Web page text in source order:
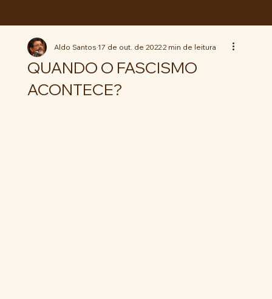
QUANDO O FASCISMO
ACONTECE?
Aldo Santos17 de out. de 20222 min de leitura